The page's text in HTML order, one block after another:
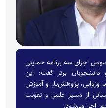
اجرای سه برنامه حمایتی
دانشجویان برتر گفت: این
پژوهش‌یار و آموزش
از مسیر علمی و تقویت
اجرا می‌شود.